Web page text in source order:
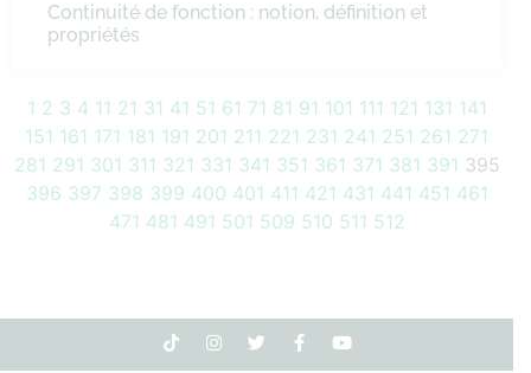
Continuité de fonction : notion, définition et
propriétés
1 2 3 4 11 21 31 41 51 61 71 81 91 101 111 121 131 141
151 161 171 181 191 201 211 221 231 241 251 261 271
281 291 301 311 321 331 341 351 361 371 381 391 395
396 397 398 399 400 401 411 421 431 441 451 461
471 481 491 501 509 510 511 512